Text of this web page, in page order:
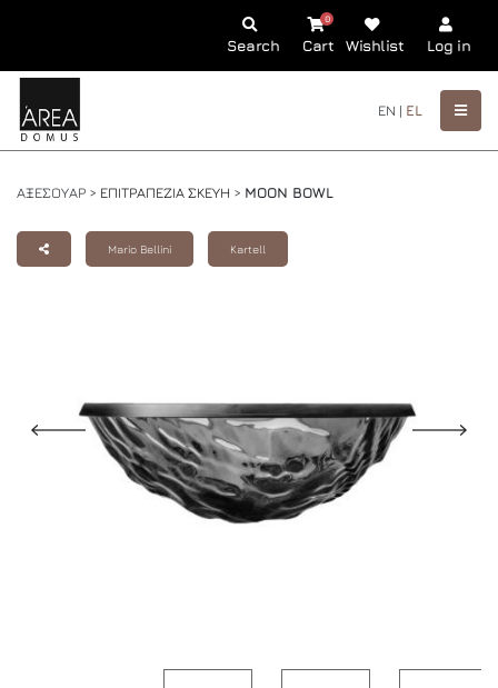
Search Cart
0
Wishlist Log in
EN | EL
ΑΞΕΣΟΥΑΡ > ΕΠΙΤΡΑΠΕΖΙΑ ΣΚΕΥΗ > MOON BOWL
Mario Bellini Kartell